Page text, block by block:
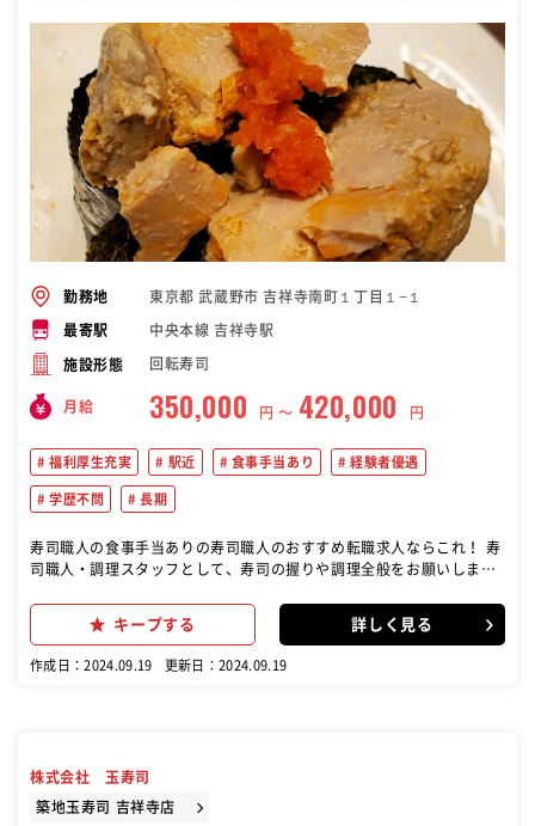
勤務地 東京都 武蔵野市 吉祥寺南町１丁目１−１
最寄駅 中央本線 吉祥寺駅
施設形態 回転寿司
月給 350,000 円 〜 420,000 円
福利厚生充実 駅近 食事手当あり 経験者優遇
学歴不問 長期
寿司職人の食事手当ありの寿司職人のおすすめ転職求人ならこれ！ 寿
司職人・調理スタッフとして、寿司の握りや調理全般をお願いしま
理・盛り付け ・お客様への寿司の提供といったホール業務 など
キープする 詳しく見る
作成日：2024.09.19 更新日：2024.09.19
株式会社 玉寿司
築地玉寿司 吉祥寺店